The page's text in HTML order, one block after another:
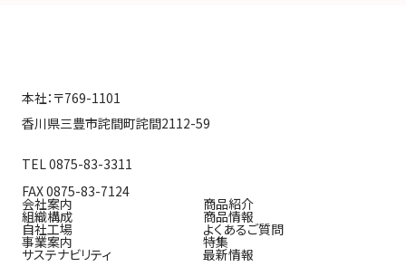
本社：〒769-1101
香川県三豊市詫間町詫間2112-59
TEL 0875-83-3311
FAX 0875-83-7124
会社案内
組織構成
自社工場
事業案内
サステナビリティ
商品紹介
商品情報
よくあるご質問
特集
最新情報